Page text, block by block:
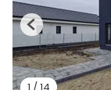
Previous